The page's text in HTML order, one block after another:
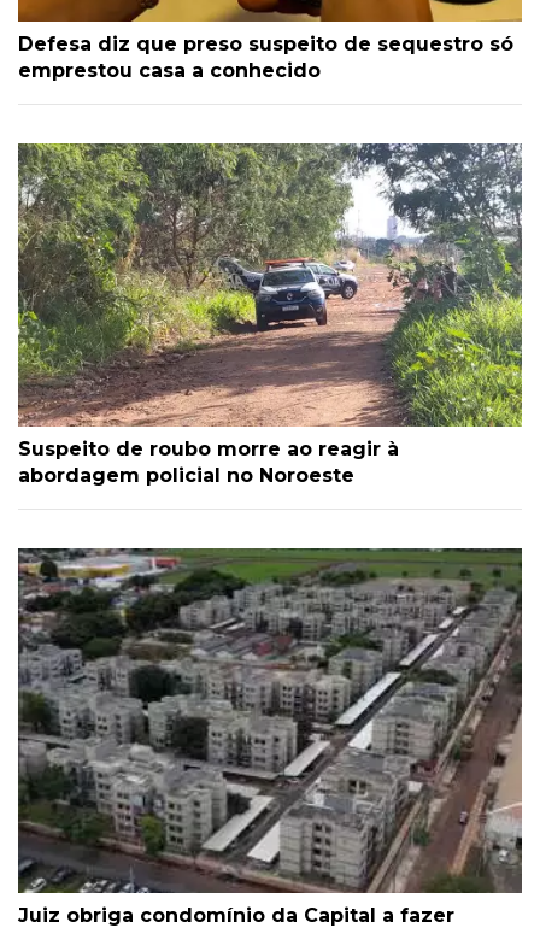
Defesa diz que preso suspeito de sequestro só
emprestou casa a conhecido
Suspeito de roubo morre ao reagir à
abordagem policial no Noroeste
Juiz obriga condomínio da Capital a fazer